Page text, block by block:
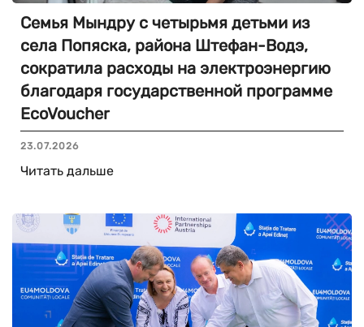
Семья Мындру с четырьмя детьми из
села Попяска, района Штефан-Водэ,
сократила расходы на электроэнергию
благодаря государственной программе
EcoVoucher
23.07.2026
Читать дальше